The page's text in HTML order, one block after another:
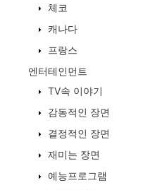
체코
캐나다
프랑스
엔터테인먼트
TV속 이야기
감동적인 장면
결정적인 장면
재미는 장면
예능프로그램